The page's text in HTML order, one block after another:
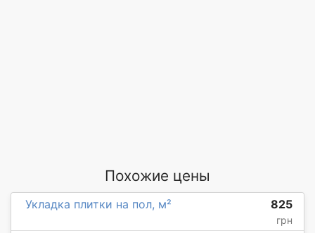
Похожие цены
Укладка плитки на пол, м² 825
грн